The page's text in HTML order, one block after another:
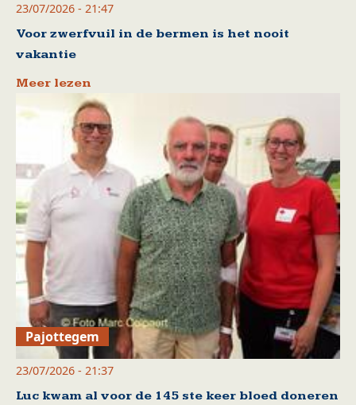
23/07/2026 - 21:47
Voor zwerfvuil in de bermen is het nooit
vakantie
Meer lezen
Pajottegem
23/07/2026 - 21:37
Luc kwam al voor de 145 ste keer bloed doneren